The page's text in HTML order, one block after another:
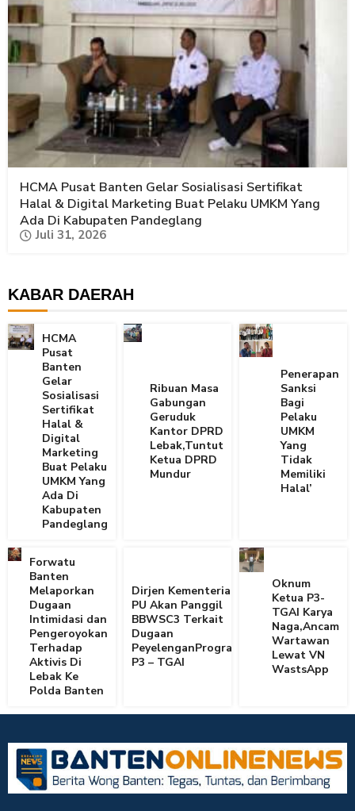
HCMA Pusat Banten Gelar Sosialisasi Sertifikat
Halal & Digital Marketing Buat Pelaku UMKM Yang
Ada Di Kabupaten Pandeglang
Juli 31, 2026
KABAR DAERAH
HCMA
Pusat
Banten
Gelar
Sosialisasi
Sertifikat
Halal &
Digital
Marketing
Buat Pelaku
UMKM Yang
Ada Di
Kabupaten
Pandeglang
Ribuan Masa
Gabungan
Geruduk
Kantor DPRD
Lebak,Tuntut
Ketua DPRD
Mundur
Penerapan
Sanksi
Bagi
Pelaku
UMKM
Yang
Tidak
Memiliki
Halal’
Forwatu
Banten
Melaporkan
Dugaan
Intimidasi dan
Pengeroyokan
Terhadap
Aktivis Di
Lebak Ke
Polda Banten
Dirjen Kementerian
PU Akan Panggil
BBWSC3 Terkait
Dugaan
PeyelenganProgram
P3 – TGAI
Oknum
Ketua P3-
TGAI Karya
Naga,Ancam
Wartawan
Lewat VN
WastsApp